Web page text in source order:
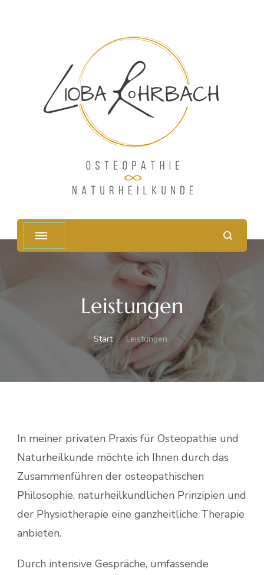
Osteopathie und
Naturheilunde
Leistungen
Start Leistungen
In meiner privaten Praxis für Osteopathie und
Naturheilkunde möchte ich Ihnen durch das
Zusammenführen der osteopathischen
Philosophie, naturheilkundlichen Prinzipien und
der Physiotherapie eine ganzheitliche Therapie
anbieten.
Durch intensive Gespräche, umfassende